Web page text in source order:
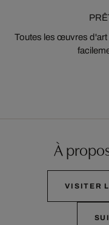
Toutes les œuvres d'art
À
VISITER